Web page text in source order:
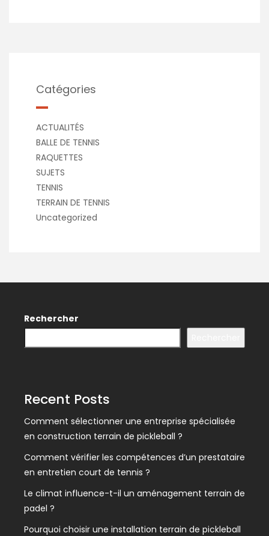
Catégories
ACTUALITÉS
BALLE DE TENNIS
RAQUETTES
SUJETS
TENNIS
TERRAIN DE TENNIS
Uncategorized
Rechercher
Recent Posts
Comment sélectionner une entreprise spécialisée
en construction terrain de pickleball ?
Comment vérifier les compétences d’un prestataire
en entretien court de tennis ?
Le climat influence-t-il un aménagement terrain de
padel ?
Pourquoi choisir une installation terrain de pickleball